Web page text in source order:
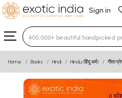
Sign in
Type 3 or more
Home Books Hindi Hindu (हिंदू धर्म) गीता